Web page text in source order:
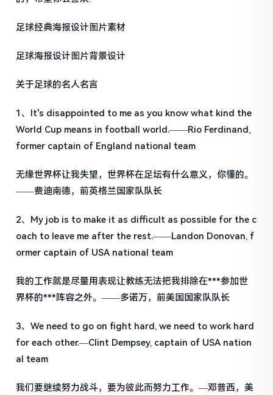
足球经典海报设计图片素材
足球海报设计图片背景设计
关于足球的名人名言
1、It's disappointed to me as you know what kind the
World Cup means in football world.——Rio Ferdinand,
former captain of England national team
无缘世界杯让我失望，世界杯在足坛有什么意义，你懂的。
——费迪南德，前英格兰国家队队长
2、My job is to make it as difficult as possible for the c
oach to leave me after the rest.——Landon Donovan, f
ormer captain of USA national team
我的工作就是尽量用表现让教练无法把我排除在***参加世
界杯的***阵容之外。——多诺万，前美国国家队队长
3、We need to go on fight hard, we need to work hard
for each other.—Clint Dempsey, captain of USA nation
al team
我们要继续努力战斗，要为彼此而努力工作。—邓普西，美